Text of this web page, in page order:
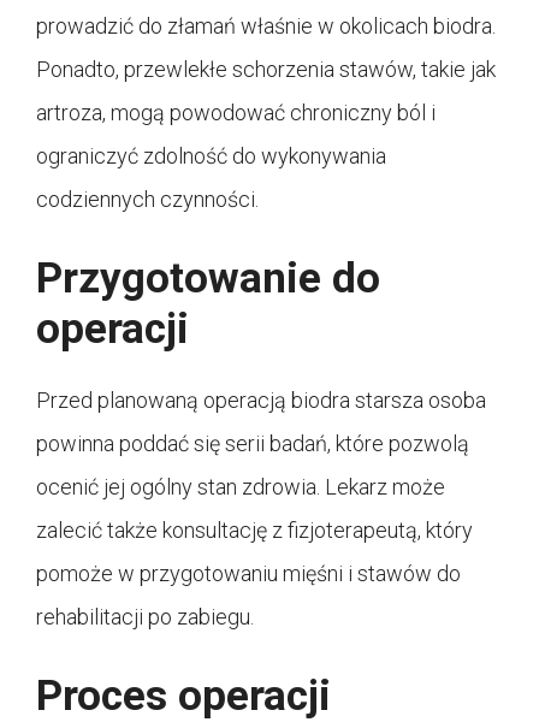
prowadzić do złamań właśnie w okolicach biodra.
Ponadto, przewlekłe schorzenia stawów, takie jak
artroza, mogą powodować chroniczny ból i
ograniczyć zdolność do wykonywania
codziennych czynności.
Przygotowanie do
operacji
Przed planowaną operacją biodra starsza osoba
powinna poddać się serii badań, które pozwolą
ocenić jej ogólny stan zdrowia. Lekarz może
zalecić także konsultację z fizjoterapeutą, który
pomoże w przygotowaniu mięśni i stawów do
rehabilitacji po zabiegu.
Proces operacji